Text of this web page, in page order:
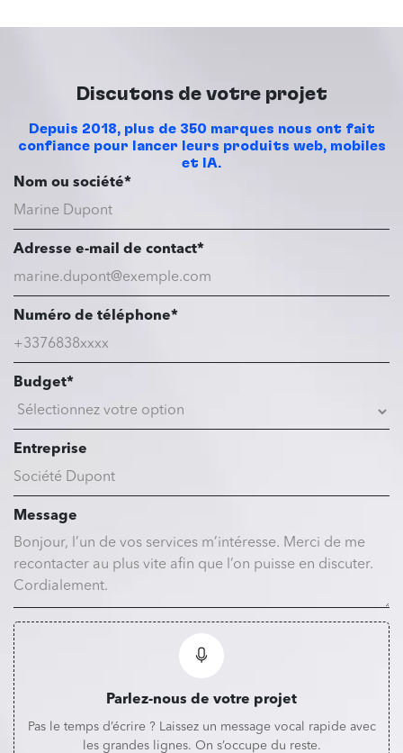
Discutons de votre projet
Depuis 2018, plus de 350 marques nous ont fait
confiance pour lancer leurs produits web, mobiles
et IA.
Nom ou société*
Adresse e-mail de contact*
Numéro de téléphone*
Budget*
Entreprise
Message
Parlez-nous de votre projet
Pas le temps d’écrire ? Laissez un message vocal rapide avec
les grandes lignes. On s’occupe du reste.